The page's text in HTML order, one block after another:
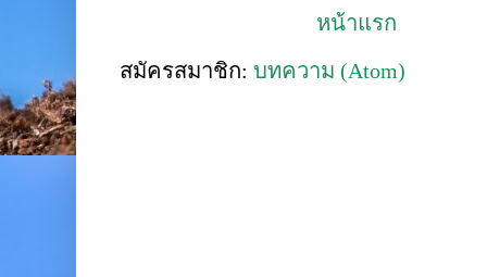
หน้าแรก
สมัครสมาชิก: บทความ (Atom)